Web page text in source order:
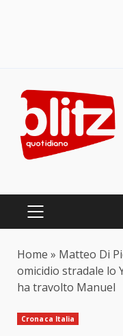
content
PRIMARY
Home » Matteo Di
omicidio stradale lo
ha travolto Manuel
Cronaca Italia